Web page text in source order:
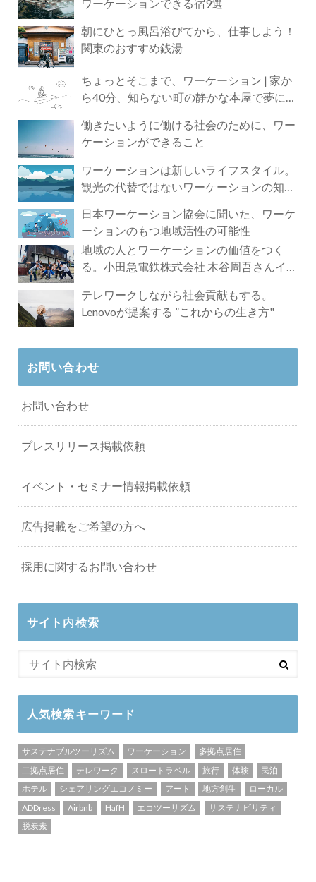
ワーケーションできる宿9選
朝にひとっ風呂浴びてから、仕事しよう！
関東のおすすめ銭湯
ちょっとそこまで、ワーケーション | 家か
ら40分、知らない町の静かな本屋で夢に近
働きたいように働ける社会のために、ワー
ケーションができること
ワーケーションは新しいライフスタイル。
観光の代替ではないワーケーションの知ら
日本ワーケーション協会に聞いた、ワーケ
ーションのもつ地域活性の可能性
地域の人とワーケーションの価値をつく
る。小田急電鉄株式会社 木谷周吾さんイン
テレワークしながら社会貢献もする。
Lenovoが提案する ”これからの生き方"
お問い合わせ
お問い合わせ
プレスリリース掲載依頼
イベント・セミナー情報掲載依頼
広告掲載をご希望の方へ
採用に関するお問い合わせ
サイト内検索
人気検索キーワード
サステナブルツーリズム ワーケーション
多拠点居住
二拠点居住
テレワーク スロートラベル 旅行 体験
民泊
ホテル
シェアリングエコノミー アート 地方創生
ローカル
ADDress
Airbnb HafH エコツーリズム
サステナビリティ
脱炭素